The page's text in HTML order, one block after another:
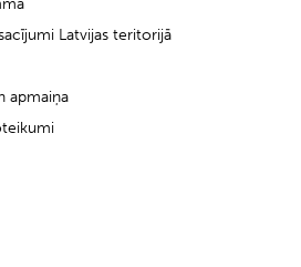
Latvijas teritorijā
apmaiņa